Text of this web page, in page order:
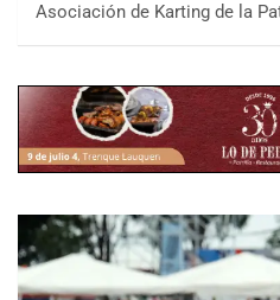
Asociación de Karting de la